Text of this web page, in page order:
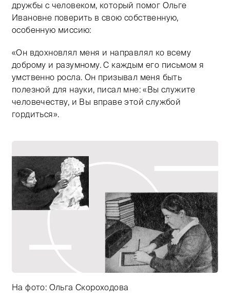
дружбы с человеком, который помог Ольге
Ивановне поверить в свою собственную,
особенную миссию:
«Он вдохновлял меня и направлял ко всему
доброму и разумному. С каждым его письмом я
умственно росла. Он призывал меня быть
полезной для науки, писал мне: «Вы служите
человечеству, и Вы вправе этой службой
гордиться».
На фото: Ольга Скороходова